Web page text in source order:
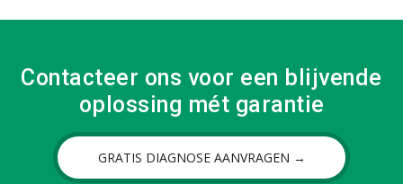
Contacteer ons voor een blijvende
oplossing mét garantie
GRATIS DIAGNOSE AANVRAGEN →